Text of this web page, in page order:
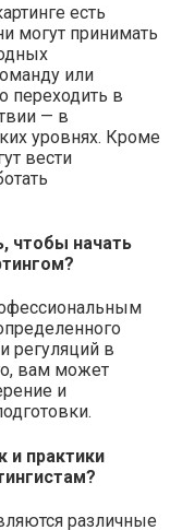
есть
могут принимать
или
переходить в
— в
уровнях. Кроме
вести
чтобы начать
регуляций в
вам может
и
и практики
различные